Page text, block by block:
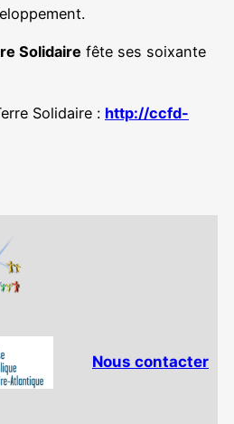
Solidaire fête ses soixante
Solidaire : http://ccfd-
Nous contacter